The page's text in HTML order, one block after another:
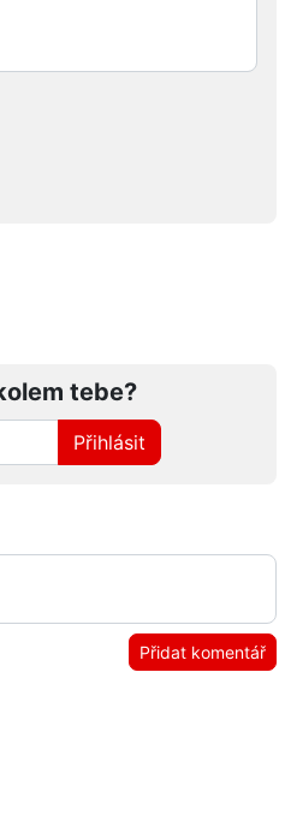
tebe?
Přihlásit
Přidat komentář